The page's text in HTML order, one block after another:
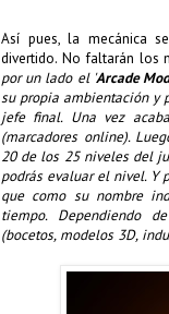
Así pues, la mecánica
divertido. No faltarán los
por un lado el ' Arcade
su propia ambientación y
jefe final. Una vez
(marcadores online).
20 de los 25 niveles del
podrás evaluar el nivel. Y
que como su nombre
tiempo. Dependiendo
(bocetos, modelos 3D,